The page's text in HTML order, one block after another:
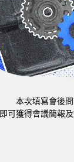
本次填寫會後
即可獲得會議簡報